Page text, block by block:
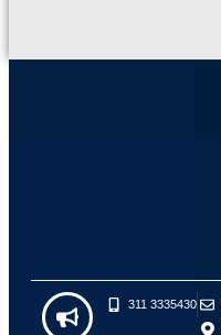
311 3335430